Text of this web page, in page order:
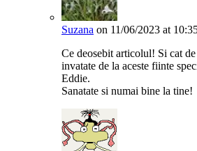
Suzana on 11/06/2023 at
Ce deosebit articolul! Si cat
invatate de la aceste fiinte
Eddie.
Sanatate si numai bine la tine!